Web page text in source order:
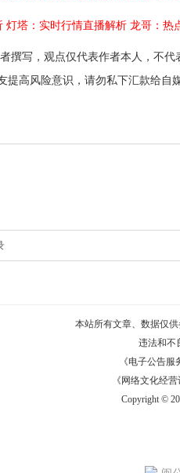
灯塔：实时行情直播解析 龙哥：热
撰写，观点仅代表作者本人，不
提高风险意识，请勿私下汇款给自
本站所有文章、数据仅
违法和不
《电子公告服务
《网络文化经
Copyright ©